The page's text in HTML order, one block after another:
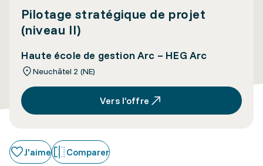
Pilotage stratégique de projet
(niveau II)
Haute école de gestion Arc – HEG Arc
Neuchâtel 2 (NE)
Vers l’offre
J'aime Comparer